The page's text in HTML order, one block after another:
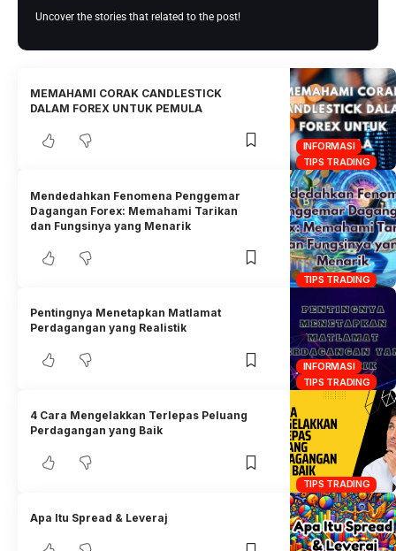
Uncover the stories that related to the post!
INFORMASI
TIPS TRADING
MEMAHAMI CORAK CANDLESTICK
DALAM FOREX UNTUK PEMULA
TIPS TRADING
Mendedahkan Fenomena Penggemar
Dagangan Forex: Memahami Tarikan
dan Fungsinya yang Menarik
INFORMASI
TIPS TRADING
Pentingnya Menetapkan Matlamat
Perdagangan yang Realistik
TIPS TRADING
4 Cara Mengelakkan Terlepas Peluang
Perdagangan yang Baik
Apa Itu Spread & Leveraj